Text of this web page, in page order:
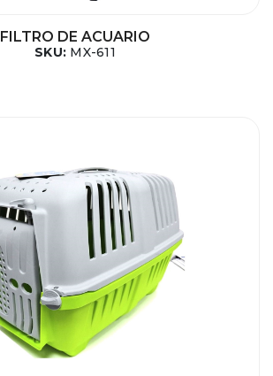
FILTRO DE ACUARIO
SKU: MX-611